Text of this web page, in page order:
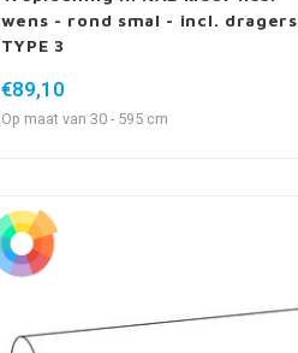
wens - rond smal - incl. dragers
TYPE 3
€89,10
Op maat van 30 - 595 cm